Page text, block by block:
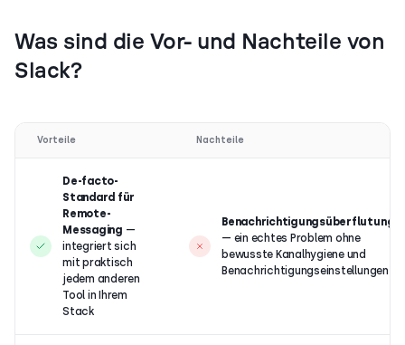
Was sind die Vor- und Nachteile von
Slack?
Vorteile Nachteile
De-facto-
Standard für
Remote-
Messaging —
integriert sich
mit praktisch
jedem anderen
Tool in Ihrem
Stack
Benachrichtigungsüberflutung
— ein echtes Problem ohne
bewusste Kanalhygiene und
Benachrichtigungseinstellungen